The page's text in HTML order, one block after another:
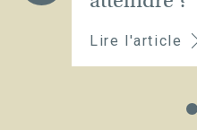
Lire l'article